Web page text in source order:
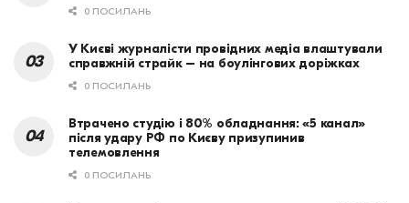
0 ПОСИЛАНЬ
У Києві журналісти провідних медіа влаштували
справжній страйк – на боулінгових доріжках
0 ПОСИЛАНЬ
Втрачено студію і 80% обладнання: «5 канал»
після удару РФ по Києву призупинив
телемовлення
0 ПОСИЛАНЬ